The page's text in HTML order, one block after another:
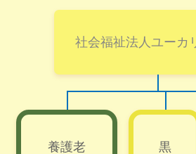
社会福祉法人ユーカ
養護老 黒